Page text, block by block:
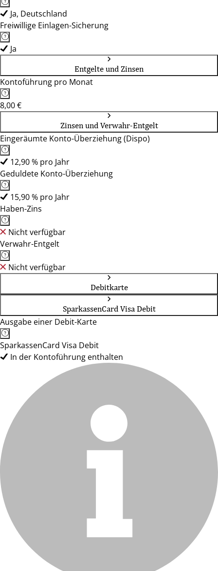
Ja, Deutschland
Freiwillige Einlagen-Sicherung
Ja
Entgelte und Zinsen
Kontoführung pro Monat
8,00 €
Zinsen und Verwahr-Entgelt
Eingeräumte Konto-Überziehung (Dispo)
12,90 % pro Jahr
Geduldete Konto-Überziehung
15,90 % pro Jahr
Haben-Zins
Nicht verfügbar
Verwahr-Entgelt
Nicht verfügbar
Debitkarte
SparkassenCard Visa Debit
Ausgabe einer Debit-Karte
SparkassenCard Visa Debit
In der Kontoführung enthalten